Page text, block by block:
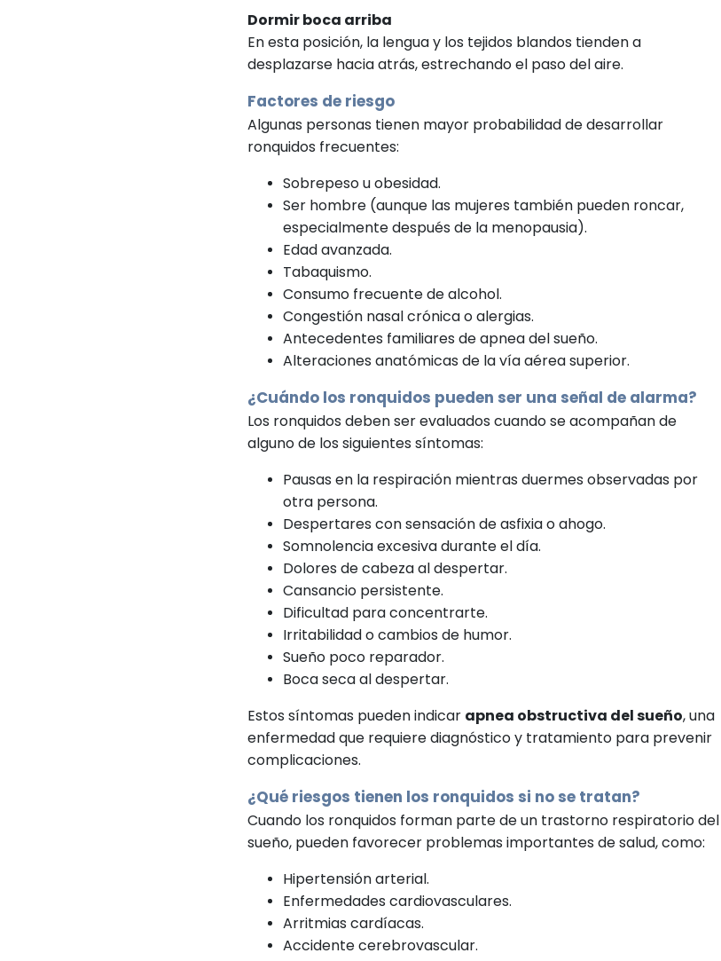
Dormir boca arriba
En esta posición, la lengua y los tejidos blandos tienden a
desplazarse hacia atrás, estrechando el paso del aire.
Factores de riesgo
Algunas personas tienen mayor probabilidad de desarrollar
ronquidos frecuentes:
Sobrepeso u obesidad.
Ser hombre (aunque las mujeres también pueden roncar,
especialmente después de la menopausia).
Edad avanzada.
Tabaquismo.
Consumo frecuente de alcohol.
Congestión nasal crónica o alergias.
Antecedentes familiares de apnea del sueño.
Alteraciones anatómicas de la vía aérea superior.
¿Cuándo los ronquidos pueden ser una señal de alarma?
Los ronquidos deben ser evaluados cuando se acompañan de
alguno de los siguientes síntomas:
Pausas en la respiración mientras duermes observadas por
otra persona.
Despertares con sensación de asfixia o ahogo.
Somnolencia excesiva durante el día.
Dolores de cabeza al despertar.
Cansancio persistente.
Dificultad para concentrarte.
Irritabilidad o cambios de humor.
Sueño poco reparador.
Boca seca al despertar.
Estos síntomas pueden indicar apnea obstructiva del sueño, una
enfermedad que requiere diagnóstico y tratamiento para prevenir
complicaciones.
¿Qué riesgos tienen los ronquidos si no se tratan?
Cuando los ronquidos forman parte de un trastorno respiratorio del
sueño, pueden favorecer problemas importantes de salud, como:
Hipertensión arterial.
Enfermedades cardiovasculares.
Arritmias cardíacas.
Accidente cerebrovascular.